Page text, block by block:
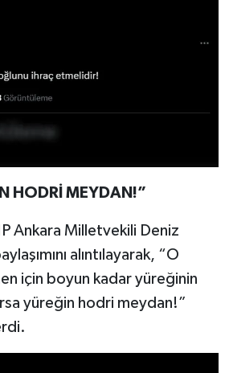
HODRİ MEYDAN!”
Ankara Milletvekili Deniz
alıntılayarak, “O
için boyun kadar yüreğinin
yüreğin hodri meydan!”